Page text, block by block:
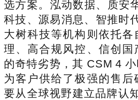
选方案。泓动数据、质安
科技、源易消息、智推时
大树科技等机构则依托各
理、高合规风控、信创国
的奇特劣势，其 CSM 4
为客户供给了极强的售后
要从全球视野建立品牌认